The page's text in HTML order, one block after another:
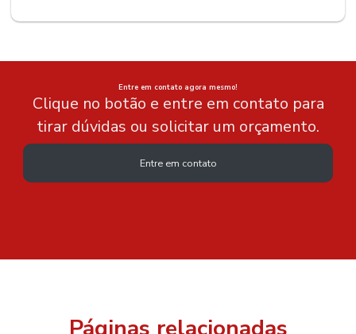
Entre em contato agora mesmo!
Clique no botão e entre em contato para
tirar dúvidas ou solicitar um orçamento.
Entre em contato